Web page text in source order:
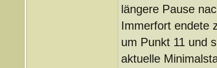
längere Pause
Immerfort endete
um Punkt 11 und
aktuelle